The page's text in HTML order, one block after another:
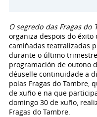
O segredo das Fragas do
organiza despois do
camiñadas teatralizadas
durante o último
programación de outono
déuselle continuidade a
polas Fragas do Tambre,
de xuño e na que
domingo 30 de xuño,
Fragas do Tambre.